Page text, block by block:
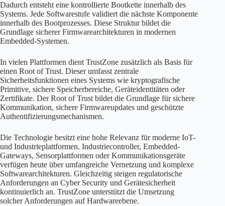
Dadurch entsteht eine kontrollierte Bootkette innerhalb des
Systems. Jede Softwarestufe validiert die nächste Komponente
innerhalb des Bootprozesses. Diese Struktur bildet die
Grundlage sicherer Firmwarearchitekturen in modernen
Embedded-Systemen.
In vielen Plattformen dient TrustZone zusätzlich als Basis für
einen Root of Trust. Dieser umfasst zentrale
Sicherheitsfunktionen eines Systems wie kryptografische
Primitive, sichere Speicherbereiche, Geräteidentitäten oder
Zertifikate. Der Root of Trust bildet die Grundlage für sichere
Kommunikation, sichere Firmwareupdates und geschützte
Authentifizierungsmechanismen.
Die Technologie besitzt eine hohe Relevanz für moderne IoT-
und Industrieplattformen. Industriecontroller, Embedded-
Gateways, Sensorplattformen oder Kommunikationsgeräte
verfügen heute über umfangreiche Vernetzung und komplexe
Softwarearchitekturen. Gleichzeitig steigen regulatorische
Anforderungen an Cyber Security und Gerätesicherheit
kontinuierlich an. TrustZone unterstützt die Umsetzung
solcher Anforderungen auf Hardwareebene.